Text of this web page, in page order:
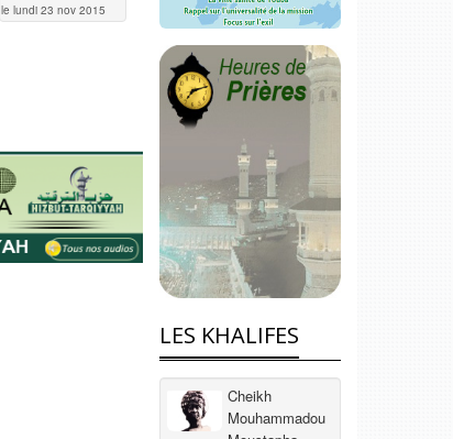
le lundi 23 nov 2015
LES KHALIFES
Cheikh
Mouhammadou